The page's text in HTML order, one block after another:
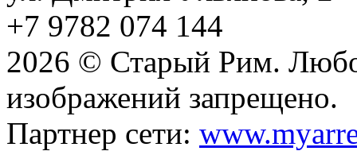
+7 9782 074 144
2026 © Старый Рим.
изображений запрещено.
Партнер сети: